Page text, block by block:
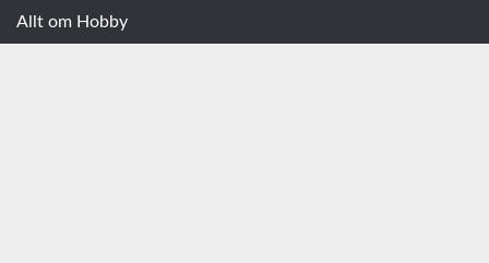
Allt om Hobby